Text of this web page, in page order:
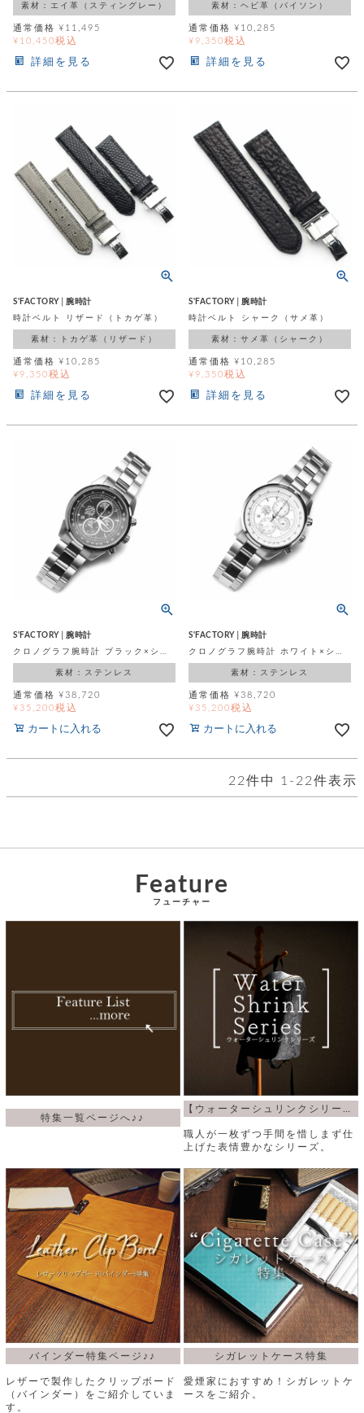
素材：エイ革（スティングレー）
通常価格 ¥ 11,495
¥ 10,450税込
詳細を見る
素材：ヘビ革（パイソン）
通常価格 ¥ 10,285
¥9,350税込
詳細を見る
S'FACTORY│腕時計
時計ベルト リザード（トカゲ革）
素材：トカゲ革（リザード）
通常価格 ¥ 10,285
¥9,350税込
詳細を見る
S'FACTORY│腕時計
時計ベルト シャーク（サメ革）
素材：サメ革（シャーク）
通常価格 ¥ 10,285
¥9,350税込
詳細を見る
S'FACTORY│腕時計
クロノグラフ腕時計 ブラック×シルバー
素材：ステンレス
通常価格 ¥38,720
¥ 35,200税込
カートに入れる
S'FACTORY│腕時計
クロノグラフ腕時計 ホワイト×シルバー
素材：ステンレス
通常価格 ¥38,720
¥ 35,200税込
カートに入れる
22件中 1 - 22件表示
フューチャー
Feature
特集一覧ページへ♪♪
【ウォーターシュリンクシリーズ】
職人が一枚ずつ手間を惜しまず仕
上げた表情豊かなシリーズ。
バインダー特集ページ♪♪
レザーで製作したクリップボード
（バインダー）をご紹介していま
す。
シガレットケース特集
愛煙家におすすめ！シガレットケ
ースをご紹介。